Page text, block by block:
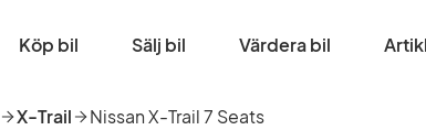
Köp bil Sälj bil Värdera bil
X-Trail Nissan X-Trail 7 Seats